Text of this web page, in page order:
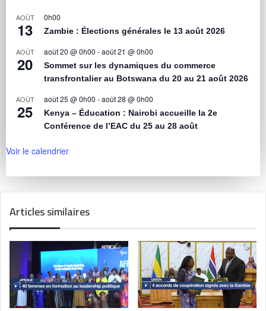
AOÛT
13
0h00
Zambie : Élections générales le 13 août 2026
AOÛT
20
août 20 @ 0h00 -août 21 @ 0h00
Sommet sur les dynamiques du commerce
transfrontalier au Botswana du 20 au 21 août 2026
AOÛT
25
août 25 @ 0h00 -août 28 @ 0h00
Kenya – Éducation : Nairobi accueille la 2e
Conférence de l’EAC du 25 au 28 août
Voir le calendrier
Articles similaires